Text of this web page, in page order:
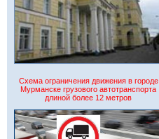
Схема ограничения движения в городе
Мурманске грузового автотранспорта
длиной более 12 метров